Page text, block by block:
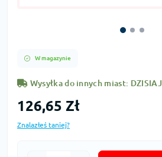
W magazynie
Wysyłka do innych miast: DZISIAJ
126,65 Zł
Znalazłeś taniej?